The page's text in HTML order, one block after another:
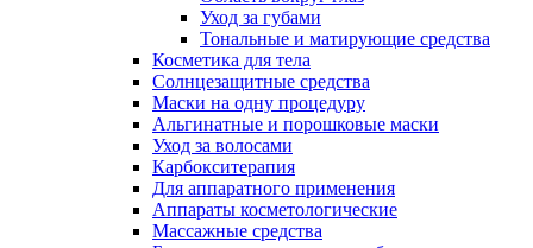
Уход за губами
Тональные и матирующие средства
Косметика для тела
Солнцезащитные средства
Маски на одну процедуру
Альгинатные и порошковые маски
Уход за волосами
Карбокситерапия
Для аппаратного применения
Аппараты косметологические
Массажные средства